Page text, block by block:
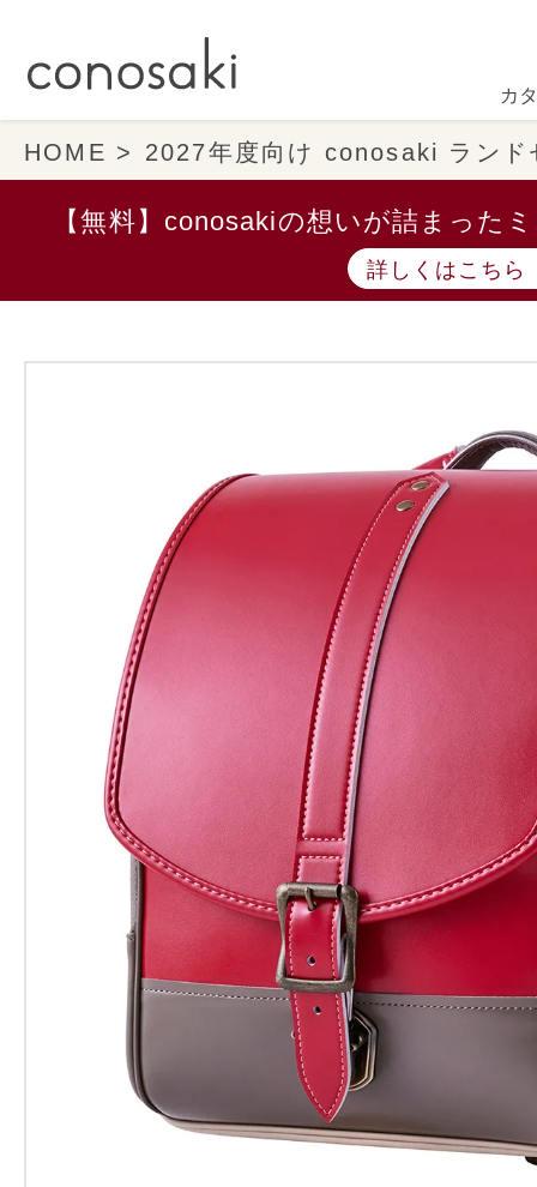
カ
HOME 2027年度向け conosaki ランド
【無料】conosakiの想いが詰まった
詳しくはこちら